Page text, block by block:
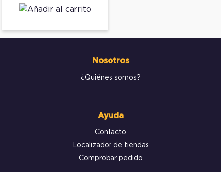
Nosotros
¿Quiénes somos?
Ayuda
Contacto
Localizador de tiendas
Comprobar pedido